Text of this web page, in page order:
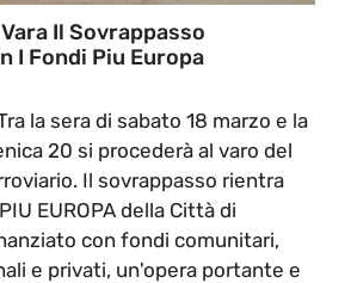
Il Sovrappasso
I Fondi Piu Europa
la sera di sabato 18 marzo e la
20 si procederà al varo del
Il sovrappasso rientra
EUROPA della Città di
con fondi comunitari,
e privati, un'opera portante e